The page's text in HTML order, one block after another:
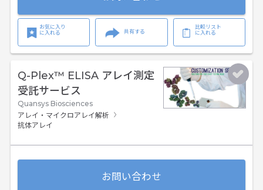
お気に入り
に入れる
共有する
比較リスト
に入れる
Q-Plex™ ELISA アレイ測定
受託サービス
Quansys Biosciences
アレイ・マイクロアレイ解析
抗体アレイ
お問い合わせ